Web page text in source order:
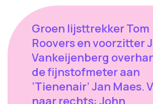
Groen lijsttrekker Tom
Roovers en voorzitter
Vankeijenberg
de fijnstofmeter aan
‘Tienenair’ Jan Maes.
naar rechts: John